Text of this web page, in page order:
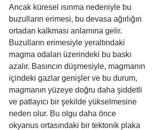
Ancak küresel ısınma nedeniyle bu
buzulların erimesi, bu devasa ağırlığın
ortadan kalkması anlamına gelir.
Buzulların erimesiyle yeraltındaki
magma odaları üzerindeki bu baskı
azalır. Basıncın düşmesiyle, magmanın
içindeki gazlar genişler ve bu durum,
magmanın yüzeye doğru daha şiddetli
ve patlayıcı bir şekilde yükselmesine
neden olur. Bu olgu daha önce
okyanus ortasındaki bir tektonik plaka